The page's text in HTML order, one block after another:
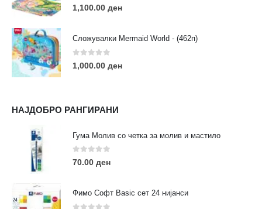
0 out of 5
1,100.00 ден
Сложувалки Mermaid World - (462п)
0 out of 5
1,000.00 ден
НАЈДОБРО РАНГИРАНИ
Гума Молив со четка за молив и мастило
0out of 5
70.00 ден
Фимо Софт Basic сет 24 нијанси
ЛИНКОВИ
Услови за користење
Големопродажба
Кариера
За нас
Нашите локации
ПОПУЛАРНИ ТАГОВИ
eurodanvest FIMO Креативни Сетови
markers
rapitografi sketch staedtler